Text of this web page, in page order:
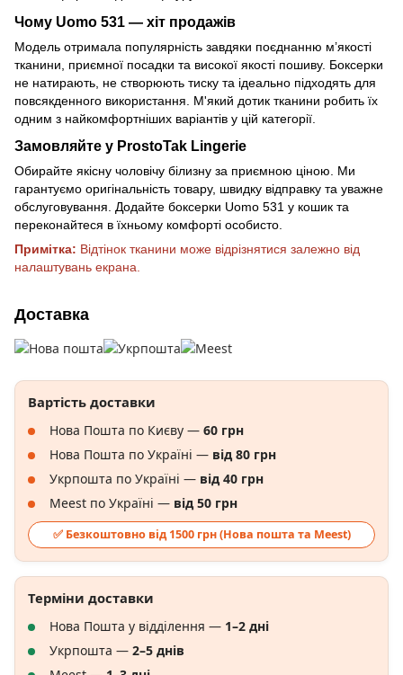
Чому Uomo 531 — хіт продажів
Модель отримала популярність завдяки поєднанню м’якості
тканини, приємної посадки та високої якості пошиву. Боксерки
не натирають, не створюють тиску та ідеально підходять для
повсякденного використання. М'який дотик тканини робить їх
одним з найкомфортніших варіантів у цій категорії.
Замовляйте у ProstoTak Lingerie
Обирайте якісну чоловічу білизну за приємною ціною. Ми
гарантуємо оригінальність товару, швидку відправку та уважне
обслуговування. Додайте боксерки Uomo 531 у кошик та
переконайтеся в їхньому комфорті особисто.
Примітка: Відтінок тканини може відрізнятися залежно від
налаштувань екрана.
Доставка
Вартість доставки
Нова Пошта по Києву — 60 грн
Нова Пошта по Україні — від 80 грн
Укрпошта по Україні — від 40 грн
Meest по Україні — від 50 грн
✅ Безкоштовно від 1500 грн (Нова пошта та Meest)
Терміни доставки
Нова Пошта у відділення — 1–2 дні
Укрпошта — 2–5 днів